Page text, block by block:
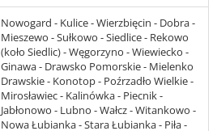
Nowogard - Kulice - Wierzbięcin - Dobra -
Mieszewo - Sułkowo - Siedlice - Rekowo
(koło Siedlic) - Węgorzyno - Wiewiecko -
Ginawa - Drawsko Pomorskie - Mielenko
Drawskie - Konotop - Poźrzadło Wielkie -
Mirosławiec - Kalinówka - Piecnik -
Jabłonowo - Lubno - Wałcz - Witankowo -
Nowa Łubianka - Stara Łubianka - Piła -